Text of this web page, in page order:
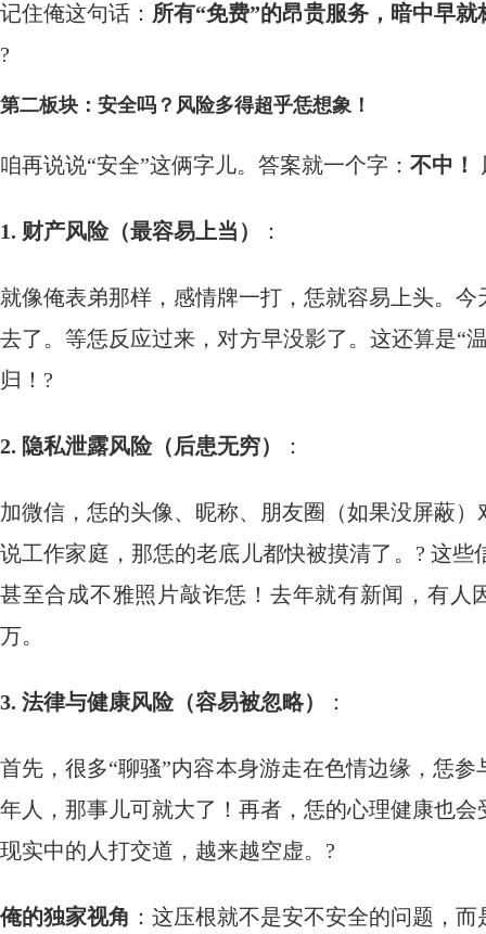
记住俺这句话： 所有“免费”的昂贵服务，暗中早
?
第二板块：安全吗？风险多得超乎恁想象！
咱再说说“安全”这俩字儿。答案就一个字： 不中！
1. 财产风险（最容易上当） ：
就像俺表弟那样，感情牌一打，恁就容易上头。
去了。等恁反应过来，对方早没影了。这还算是“
归！?
2. 隐私泄露风险（后患无穷） ：
加微信，恁的头像、昵称、朋友圈（如果没屏蔽
说工作家庭，那恁的老底儿都快被摸清了。? 这
甚至合成不雅照片敲诈恁！去年就有新闻，有
万。
3. 法律与健康风险（容易被忽略） ：
首先，很多“聊骚”内容本身游走在色情边缘，恁
年人，那事儿可就大了！再者，恁的心理健康也
现实中的人打交道，越来越空虚。?
俺的独家视角 ：这压根就不是安不安全的问题，而